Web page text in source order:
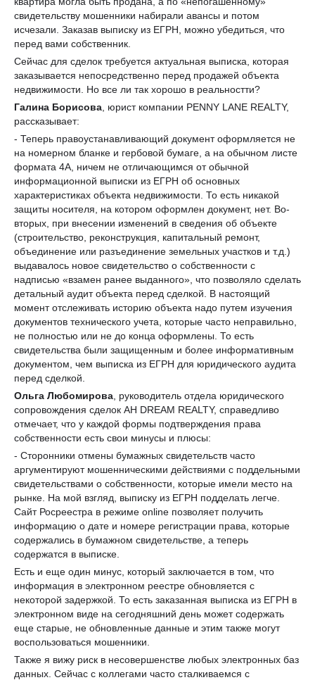
свидетельству мошенники набирали авансы и потом
исчезали. Заказав выписку из ЕГРН, можно убедиться, что
перед вами собственник.
Сейчас для сделок требуется актуальная выписка, которая
заказывается непосредственно перед продажей объекта
недвижимости. Но все ли так хорошо в реальностти?
Галина Борисова , юрист компании PENNY LANE REALTY,
рассказывает:
- Теперь правоустанавливающий документ оформляется не
на номерном бланке и гербовой бумаге, а на обычном листе
формата 4А, ничем не отличающимся от обычной
информационной выписки из ЕГРН об основных
характеристиках объекта недвижимости. То есть никакой
защиты носителя, на котором оформлен документ, нет. Во-
вторых, при внесении изменений в сведения об объекте
(строительство, реконструкция, капитальный ремонт,
объединение или разъединение земельных участков и т.д.)
выдавалось новое свидетельство о собственности с
надписью «взамен ранее выданного», что позволяло сделать
детальный аудит объекта перед сделкой. В настоящий
момент отслеживать историю объекта надо путем изучения
документов технического учета, которые часто неправильно,
не полностью или не до конца оформлены. То есть
свидетельства были защищенным и более информативным
документом, чем выписка из ЕГРН для юридического аудита
перед сделкой.
Ольга Любомирова , руководитель отдела юридического
сопровождения сделок АН DREAM REALTY, справедливо
отмечает, что у каждой формы подтверждения права
собственности есть свои минусы и плюсы:
- Сторонники отмены бумажных свидетельств часто
аргументируют мошенническими действиями с поддельными
свидетельствами о собственности, которые имели место на
рынке. На мой взгляд, выписку из ЕГРН подделать легче.
Сайт Росреестра в режиме online позволяет получить
информацию о дате и номере регистрации права, которые
содержались в бумажном свидетельстве, а теперь
содержатся в выписке.
Есть и еще один минус, который заключается в том, что
информация в электронном реестре обновляется с
некоторой задержкой. То есть заказанная выписка из ЕГРН в
электронном виде на сегодняшний день может содержать
еще старые, не обновленные данные и этим также могут
воспользоваться мошенники.
Также я вижу риск в несовершенстве любых электронных баз
данных. Сейчас с коллегами часто сталкиваемся с